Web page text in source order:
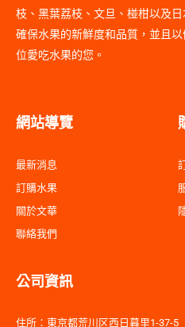
枝、黑葉荔枝、文旦、椪柑以及
確保水果的新鮮度和品質，並且
位愛吃水果的您。
網站導覽
最新消息
訂購水果
關於文華
聯絡我們
公司資訊
住所：東京都荒川区西日暮里1-37-5